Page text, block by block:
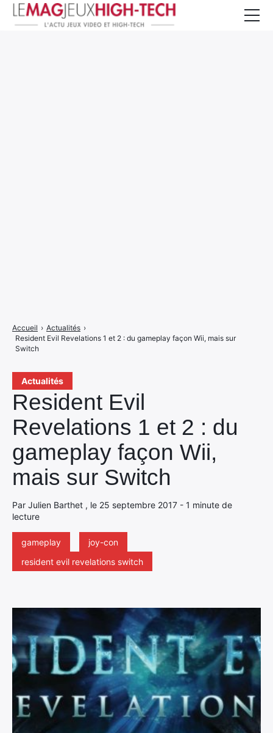
Actualités
Resident Evil
Revelations 1 et 2 : du
gameplay façon Wii,
mais sur Switch
Par Julien Barthet , le 25 septembre 2017 - 1 minute de
lecture
gameplay
joy-con
resident evil revelations switch
Accueil › Actualités ›
Resident Evil Revelations 1 et 2 : du gameplay façon Wii, mais sur
Switch